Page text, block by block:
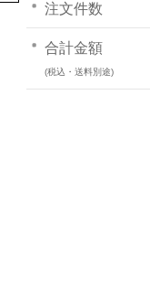
注文件数
合計金額
(税込・送料別途)